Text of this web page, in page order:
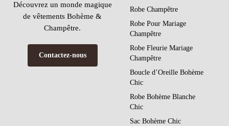
Découvrez un monde magique
de vêtements Bohème &
Champêtre.
Contactez-nous
Robe Champêtre
Robe Pour Mariage
Champêtre
Robe Fleurie Mariage
Champêtre
Boucle d’Oreille Bohème
Chic
Robe Bohème Blanche
Chic
Sac Bohème Chic